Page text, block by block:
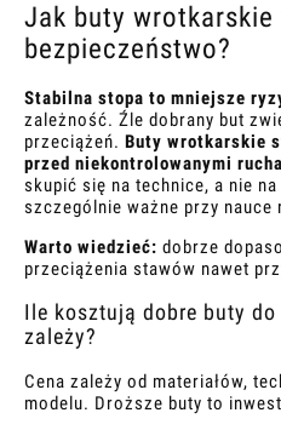
Jak buty wrotkarskie
bezpieczeństwo?
Stabilna stopa to mniejsze
zależność. Źle dobrany but
przeciążeń. Buty wrotkarskie
przed niekontrolowanymi
skupić się na technice, a nie
szczególnie ważne przy nauce
Warto wiedzieć: dobrze
przeciążenia stawów nawet
Ile kosztują dobre buty
zależy?
Cena zależy od materiałów,
modelu. Droższe buty to